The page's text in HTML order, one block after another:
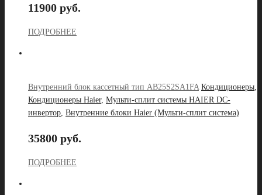
11900 руб.
ПОДРОБНЕЕ
Внутренний блок кассетный тип AB25S2SA1FA Кондиционеры,
Кондиционеры Haier, Мульти-сплит системы HAIER DC-
инвертор, Внутренние блоки Haier (Мульти-сплит система)
35800 руб.
ПОДРОБНЕЕ